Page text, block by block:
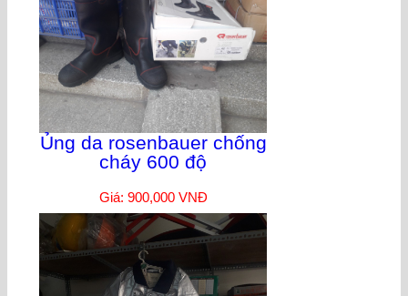
Ủng da rosenbauer chống
cháy 600 độ
Giá: 900,000 VNĐ